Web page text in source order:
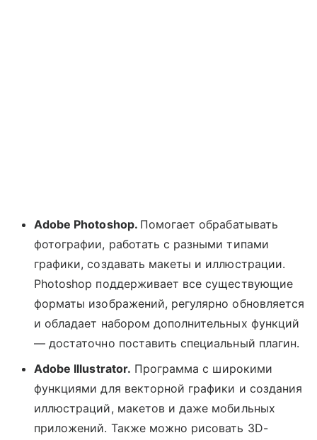
Adobe Photoshop. Помогает обрабатывать
фотографии, работать с разными типами
графики, создавать макеты и иллюстрации.
Photoshop поддерживает все существующие
форматы изображений, регулярно обновляется
и обладает набором дополнительных функций
— достаточно поставить специальный плагин.
Adobe Illustrator. Программа с широкими
функциями для векторной графики и создания
иллюстраций, макетов и даже мобильных
приложений. Также можно рисовать 3D-